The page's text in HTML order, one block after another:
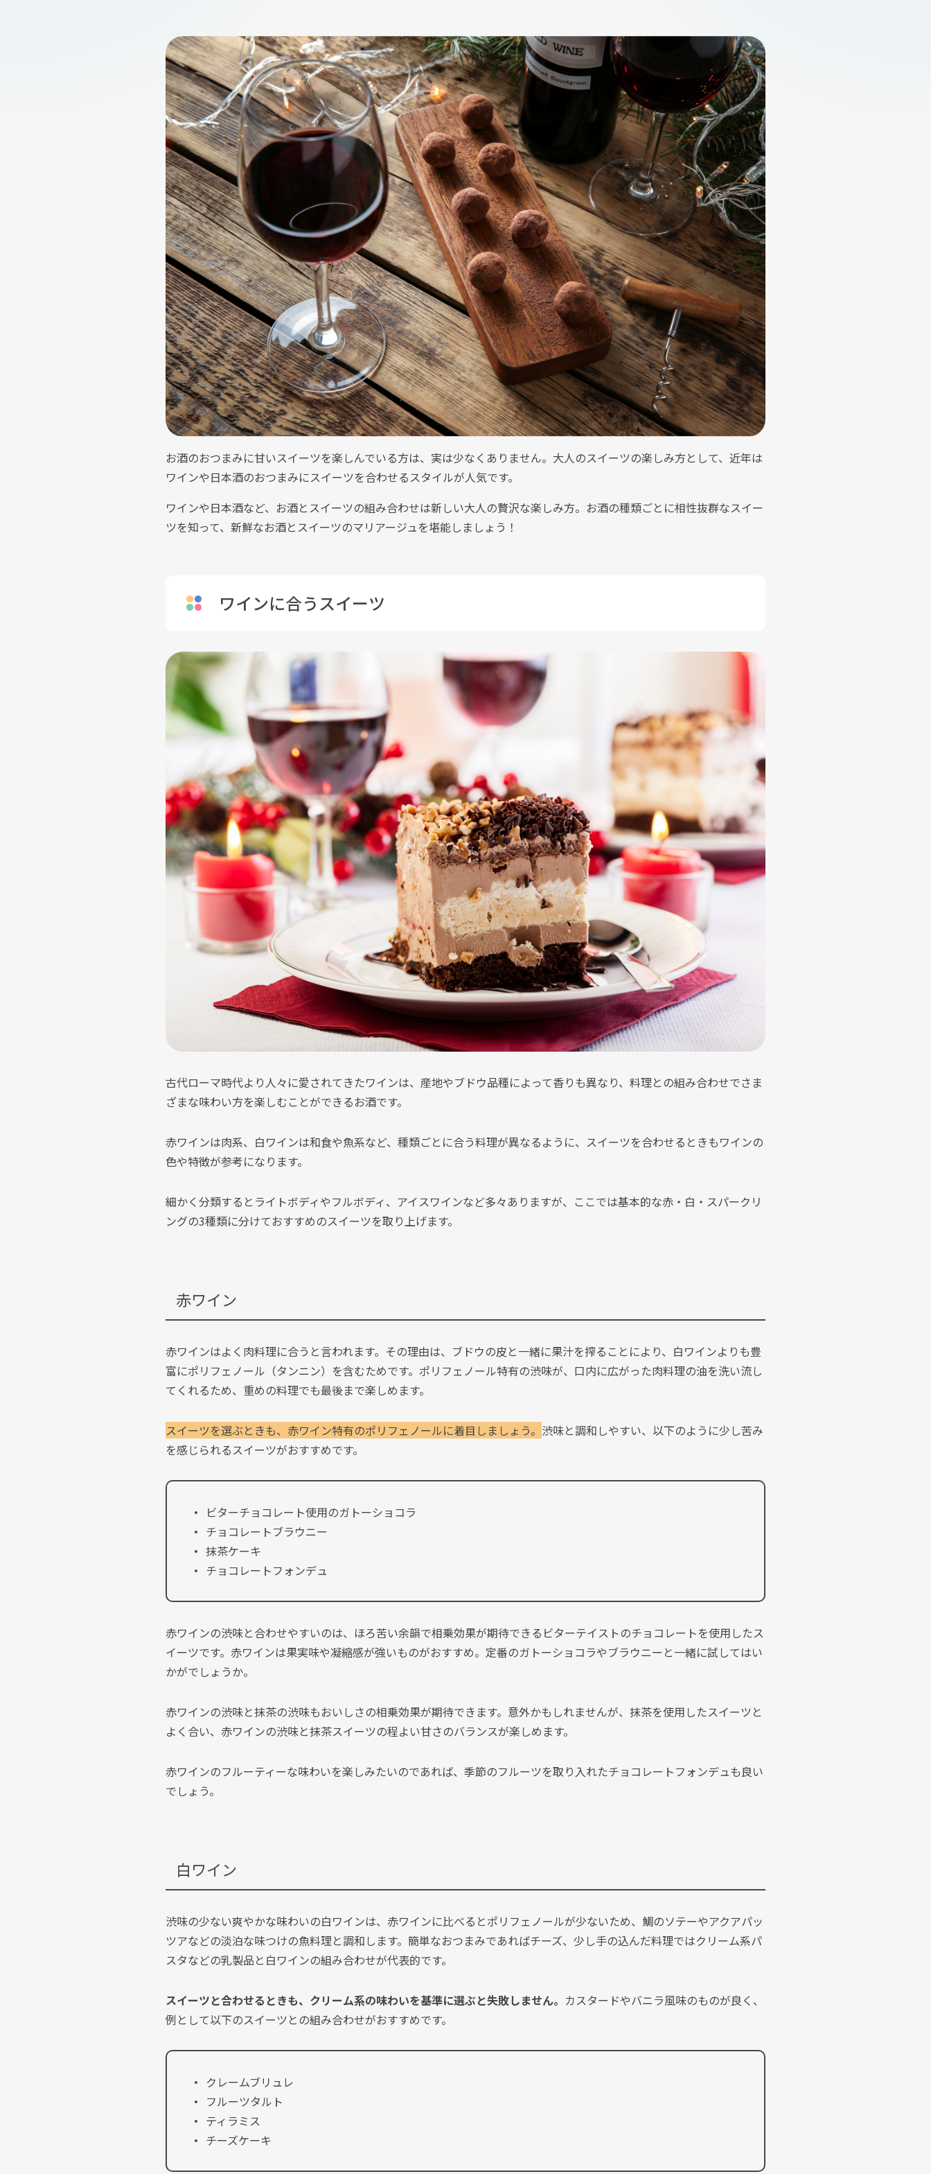
お酒のおつまみに甘いスイーツを楽しんでいる方は、実は少なくありません。大人のスイーツの楽しみ方として、近年は
ワインや日本酒のおつまみにスイーツを合わせるスタイルが人気です。
ワインや日本酒など、お酒とスイーツの組み合わせは新しい大人の贅沢な楽しみ方。お酒の種類ごとに相性抜群なスイー
ツを知って、新鮮なお酒とスイーツのマリアージュを堪能しましょう！
ワインに合うスイーツ
古代ローマ時代より人々に愛されてきたワインは、産地やブドウ品種によって香りも異なり、料理との組み合わせでさま
ざまな味わい方を楽しむことができるお酒です。
赤ワインは肉系、白ワインは和食や魚系など、種類ごとに合う料理が異なるように、スイーツを合わせるときもワインの
色や特徴が参考になります。
細かく分類するとライトボディやフルボディ、アイスワインなど多々ありますが、ここでは基本的な赤・白・スパークリ
ングの3種類に分けておすすめのスイーツを取り上げます。
赤ワイン
赤ワインはよく肉料理に合うと言われます。その理由は、ブドウの皮と一緒に果汁を搾ることにより、白ワインよりも豊
富にポリフェノール（タンニン）を含むためです。ポリフェノール特有の渋味が、口内に広がった肉料理の油を洗い流し
てくれるため、重めの料理でも最後まで楽しめます。
スイーツを選ぶときも、赤ワイン特有のポリフェノールに着目しましょう。 渋味と調和しやすい、以下のように少し苦み
を感じられるスイーツがおすすめです。
ビターチョコレート使用のガトーショコラ
チョコレートブラウニー
抹茶ケーキ
チョコレートフォンデュ
赤ワインの渋味と合わせやすいのは、ほろ苦い余韻で相乗効果が期待できるビターテイストのチョコレートを使用したス
イーツです。赤ワインは果実味や凝縮感が強いものがおすすめ。定番のガトーショコラやブラウニーと一緒に試してはい
かがでしょうか。
赤ワインの渋味と抹茶の渋味もおいしさの相乗効果が期待できます。意外かもしれませんが、抹茶を使用したスイーツと
よく合い、赤ワインの渋味と抹茶スイーツの程よい甘さのバランスが楽しめます。
赤ワインのフルーティーな味わいを楽しみたいのであれば、季節のフルーツを取り入れたチョコレートフォンデュも良い
でしょう。
白ワイン
渋味の少ない爽やかな味わいの白ワインは、赤ワインに比べるとポリフェノールが少ないため、鯛のソテーやアクアパッ
ツアなどの淡泊な味つけの魚料理と調和します。簡単なおつまみであればチーズ、少し手の込んだ料理ではクリーム系パ
スタなどの乳製品と白ワインの組み合わせが代表的です。
スイーツと合わせるときも、クリーム系の味わいを基準に選ぶと失敗しません。 カスタードやバニラ風味のものが良く、
例として以下のスイーツとの組み合わせがおすすめです。
クレームブリュレ
フルーツタルト
ティラミス
チーズケーキ